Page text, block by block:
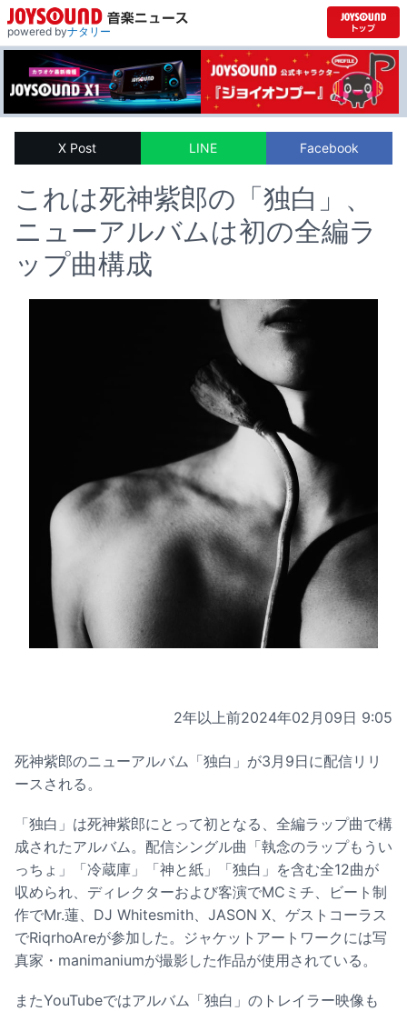
powered byナタリー
X Post LINE Facebook
これは死神紫郎の「独白」、
ニューアルバムは初の全編ラ
ップ曲構成
2年以上前2024年02月09日 9:05
死神紫郎のニューアルバム「独白」が3月9日に配信リリ
ースされる。
「独白」は死神紫郎にとって初となる、全編ラップ曲で構
成されたアルバム。配信シングル曲「執念のラップもうい
っちょ」「冷蔵庫」「神と紙」「独白」を含む全12曲が
収められ、ディレクターおよび客演でMCミチ、ビート制
作でMr.蓮、DJ Whitesmith、JASON X、ゲストコーラス
でRiqrhoAreが参加した。ジャケットアートワークには写
真家・manimaniumが撮影した作品が使用されている。
またYouTubeではアルバム「独白」のトレイラー映像も